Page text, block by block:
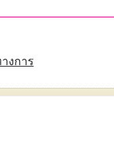
งการ